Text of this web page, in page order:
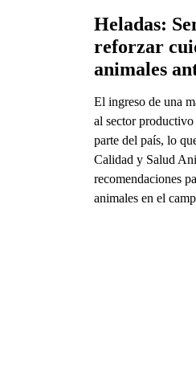
Heladas:
reforzar
animales
El ingreso de una
al sector productivo
parte del país, lo
Calidad y Salud
recomendaciones
animales en el